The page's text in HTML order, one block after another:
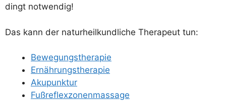
dingt notwendig!
Das kann der natur­heil­kund­li­che The­ra­peut tun:
Bewe­gungs­the­ra­pie
Ernäh­rungs­the­ra­pie
Aku­punk­tur
Fuß­re­flex­zo­nen­mas­sa­ge